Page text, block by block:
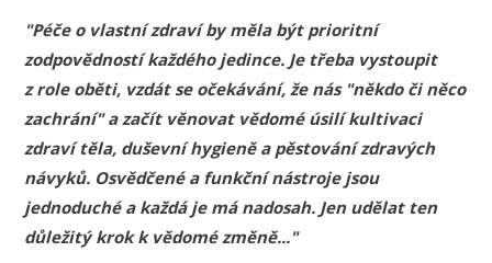
"Péče o vlastní zdraví by měla být prioritní
zodpovědností každého jedince. Je třeba vystoupit
z role oběti, vzdát se očekávání, že nás "někdo či něco
zachrání" a začít věnovat vědomé úsilí kultivaci
zdraví těla, duševní hygieně a pěstování zdravých
návyků. Osvědčené a funkční nástroje jsou
jednoduché a každá je má nadosah. Jen udělat ten
důležitý krok k vědomé změně..."